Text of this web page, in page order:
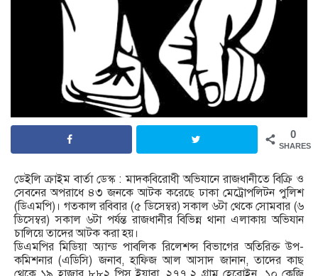
0
SHARES
ডেইলি ক্রাইম বার্তা ডেস্ক : মাদকবিরোধী অভিযানে রাজধানীতে বিক্রি ও
সেবনের অপরাধে ৪৩ জনকে আটক করেছে ঢাকা মেট্রোপলিটন পুলিশ
(ডিএমপি)। গতকাল রবিবার (৫ ডিসেম্বর) সকাল ৬টা থেকে সোমবার (৬
ডিসেম্বর) সকাল ৬টা পর্যন্ত রাজধানীর বিভিন্ন থানা এলাকায় অভিযান
চালিয়ে তাদের আটক করা হয়।
ডিএমপির মিডিয়া অ্যান্ড পাবলিক রিলেশন্স বিভাগের অতিরিক্ত উপ-
কমিশনার (এডিসি) জনাব, হাফিজ আল আসাদ জানান, তাদের কাছ